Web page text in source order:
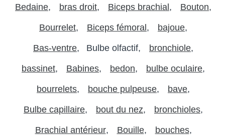
Bedaine bras droit Biceps brachial Bouton
Bourrelet Biceps fémoral bajoue
Bas-ventre Bulbe olfactif bronchiole
bassinet Babines bedon bulbe oculaire
bourrelets bouche pulpeuse bave
Bulbe capillaire bout du nez bronchioles
Brachial antérieur Bouille bouches